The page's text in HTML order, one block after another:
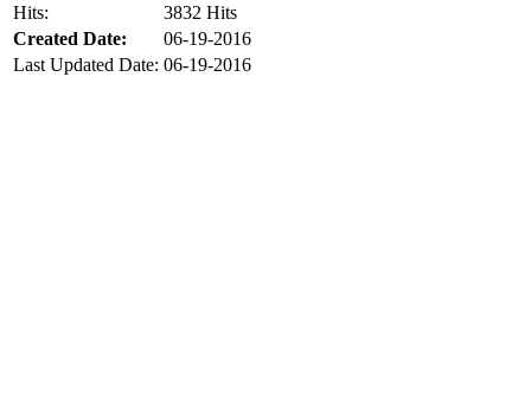
Hits:
3832 Hits
Created Date:
06-19-2016
Last Updated Date: 06-19-2016